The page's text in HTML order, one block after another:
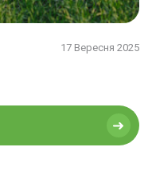
17 Вересня 2025